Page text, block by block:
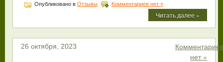
Опубликовано в Отзывы Комментариев нет »
Читать далее »
26 октября, 2023
Комментариев
нет »